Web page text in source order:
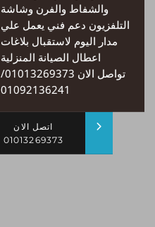
والشفاط والفرن وشاشة
التلفزيون دعم فني يعمل علي
مدار اليوم لاستقبال بلاغات
اعطال الصيانة المنزلية
تواصل الان 01013269373/
01092136241
اتصل الان
01013269373